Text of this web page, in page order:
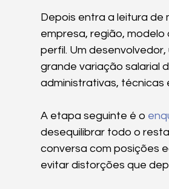
Depois entra a leitura de
empresa, região,
perfil. Um
grande variação salarial
administrativas, técnicas
A etapa seguinte é o
desequilibrar todo o
conversa com posições
evitar distorções que